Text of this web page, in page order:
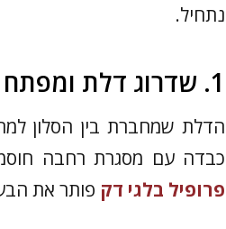
נתחיל.
1. שדרוג דלת ומפתח יציאה בפרופיל בלגי דק
הדלת שמחברת בין הסלון
כבדה עם מסגרת רחבה
פרופיל בלגי דק פותר את